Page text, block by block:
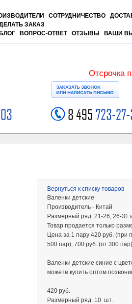
СОТРУДНИЧЕСТВО
ЗАКАЗ
ВОПРОС-ОТВЕТ ОТЗЫВЫ ВАШИ
Отсрочка
8 495 723-
Вернуться к списку товаров
Валенки детские
Производитель - Китай
Размерный ряд: 21-26, 26-31
Товар продается только
Цена за 1 пару 420 руб. (при
500 пар), 700 руб. (от 300
Валенки детские синие с
можете купить оптом
420 руб.
Размерный ряд: 10 шт.